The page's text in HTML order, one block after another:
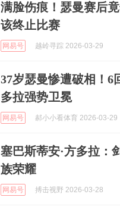
满脸伤痕！瑟曼赛后
该终止比赛
网易号 越岭寻踪 2026-03-29
37岁瑟曼惨遭破相！6
多拉强势卫冕
网易号 郝小小看体育 2026-03-29
塞巴斯蒂安·方多拉：
族荣耀
网易号 搏击视野 2026-03-28